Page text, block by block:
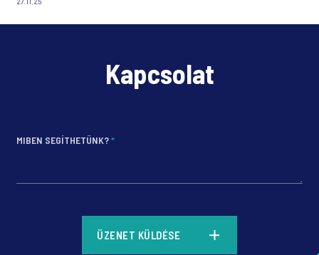
Kapcsolat
MIBEN SEGÍTHETÜNK?*
ÜZENET KÜLDÉSE